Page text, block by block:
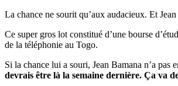
La chance ne sourit qu’aux audacieux. Et
Ce super gros lot constitué d’une bourse
de la téléphonie au Togo.
Si la chance lui a souri, Jean Bamana n’a pas
devrais être là la semaine dernière. Ça va